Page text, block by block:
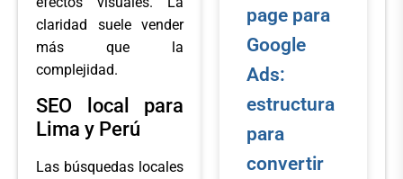
claridad suele vender
más que la
complejidad.
SEO local para
Lima y Perú
Las búsquedas locales
page para
Google
Ads:
estructura
para
convertir